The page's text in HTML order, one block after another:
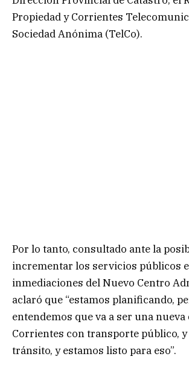
Propiedad y Corrientes
Sociedad Anónima (TelCo).
Por lo tanto, consultado ante la
incrementar los servicios públicos
inmediaciones del Nuevo Centro
aclaró que “estamos planificando,
entendemos que va a ser una
Corrientes con transporte público,
tránsito, y estamos listo para eso”.